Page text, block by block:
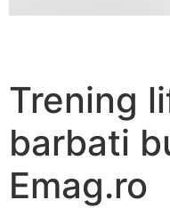
Trening
barbati
Emag.ro